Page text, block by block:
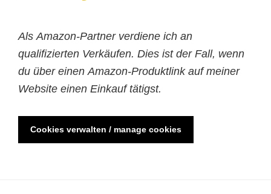
Als Amazon-Partner verdiene ich an
qualifizierten Verkäufen. Dies ist der Fall, wenn
du über einen Amazon-Produktlink auf meiner
Website einen Einkauf tätigst.
Cookies verwalten / manage cookies